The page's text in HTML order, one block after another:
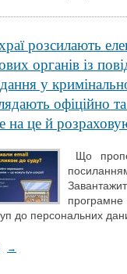
розсилають
органів із
у
офіційно
на це й
Що
до персональних
→